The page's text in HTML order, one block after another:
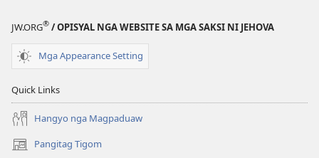
JW.ORG® / OPISYAL NGA WEBSITE SA MGA SAKSI NI JEHOVA
Mga Appearance Setting
Quick Links
Hangyo nga Magpaduaw
Pangitag Tigom
(mo-